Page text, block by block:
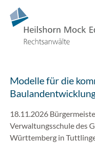
Modelle für die
18.11.2026
Verwaltungsschule des
Württemberg in